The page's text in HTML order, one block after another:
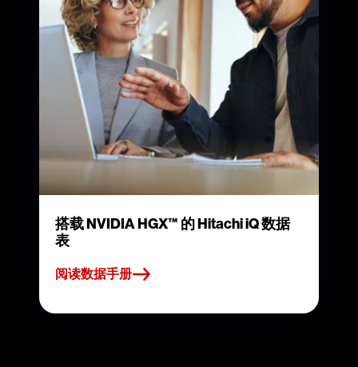
搭载 NVIDIA HGX™ 的 Hitachi iQ 数据
表
阅读数据手册